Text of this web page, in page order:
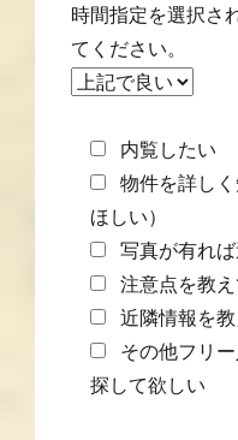
時間指定を選択さ
てください。
内覧したい
物件を詳し
ほしい）
写真が有れ
注意点を教
近隣情報を
その他フリ
探して欲しい